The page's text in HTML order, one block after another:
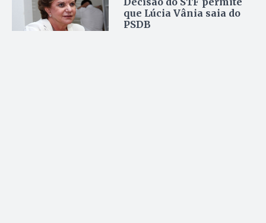
que Lúcia Vânia saia do
PSDB